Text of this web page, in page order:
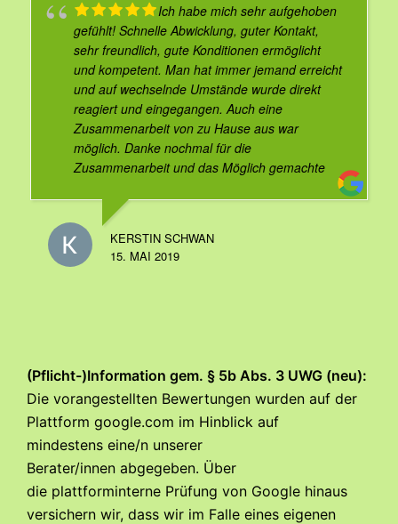
Ich habe mich sehr aufgehoben
gefühlt! Schnelle Abwicklung, guter Kontakt,
sehr freundlich, gute Konditionen ermöglicht
und kompetent. Man hat immer jemand erreicht
und auf wechselnde Umstände wurde direkt
reagiert und eingegangen. Auch eine
Zusammenarbeit von zu Hause aus war
möglich. Danke nochmal für die
Zusammenarbeit und das Möglich gemachte
KERSTIN SCHWAN
15. MAI 2019
(Pflicht-)Information gem. § 5b Abs. 3 UWG (neu):
Die vorangestellten Bewertungen wurden auf der
Plattform google.com im Hinblick auf
mindestens eine/n unserer
Berater/innen abgegeben. Über
die plattforminterne Prüfung von Google hinaus
versichern wir, dass wir im Falle eines eigenen